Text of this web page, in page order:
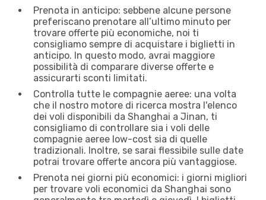
Prenota in anticipo: sebbene alcune persone
preferiscano prenotare all’ultimo minuto per
trovare offerte più economiche, noi ti
consigliamo sempre di acquistare i biglietti in
anticipo. In questo modo, avrai maggiore
possibilità di comparare diverse offerte e
assicurarti sconti limitati.
Controlla tutte le compagnie aeree: una volta
che il nostro motore di ricerca mostra l'elenco
dei voli disponibili da Shanghai a Jinan, ti
consigliamo di controllare sia i voli delle
compagnie aeree low-cost sia di quelle
tradizionali. Inoltre, se sarai flessibile sulle date
potrai trovare offerte ancora più vantaggiose.
Prenota nei giorni più economici: i giorni migliori
per trovare voli economici da Shanghai sono